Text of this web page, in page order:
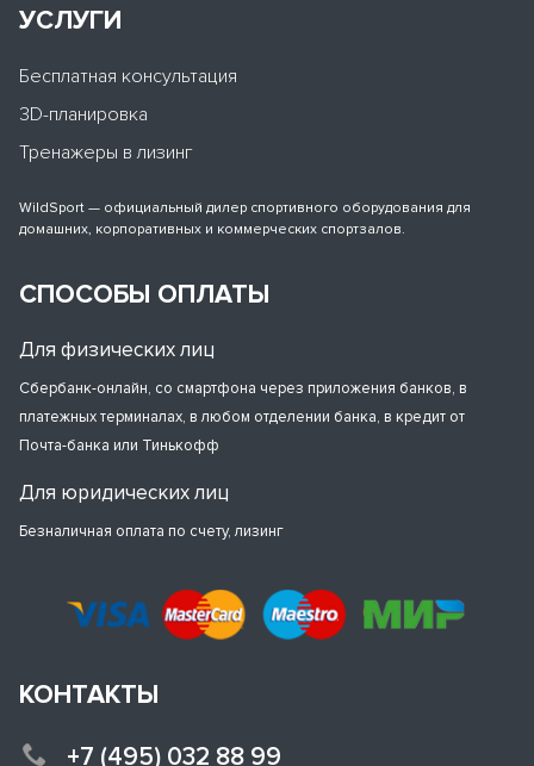
УСЛУГИ
Бесплатная консультация
3D-планировка
Тренажеры в лизинг
WildSport — официальный дилер спортивного оборудования для
домашних, корпоративных и коммерческих спортзалов.
СПОСОБЫ ОПЛАТЫ
Для физических лиц
Сбербанк-онлайн, со смартфона через приложения банков, в
платежных терминалах, в любом отделении банка, в кредит от
Почта-банка или Тинькофф
Для юридических лиц
Безналичная оплата по счету, лизинг
КОНТАКТЫ
+7 (495) 032 88 99